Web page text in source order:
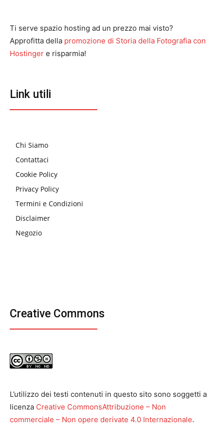
Ti serve spazio hosting ad un prezzo mai visto?
Approfitta della promozione di Storia della Fotografia con
Hostinger e risparmia!
Link utili
Chi Siamo
Contattaci
Cookie Policy
Privacy Policy
Termini e Condizioni
Disclaimer
Negozio
Creative Commons
L’utilizzo dei testi contenuti in questo sito sono soggetti a
licenza Creative CommonsAttribuzione – Non
commerciale – Non opere derivate 4.0 Internazionale.